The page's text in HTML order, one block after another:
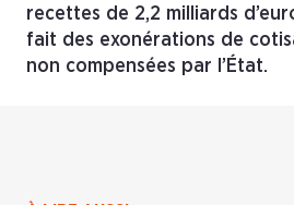
recettes de 2,2 milliards
fait des exonérations de
non compensées par l’État.